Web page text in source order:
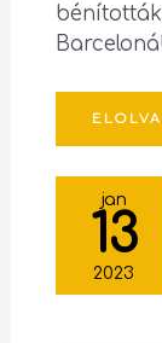
jan
13
2023